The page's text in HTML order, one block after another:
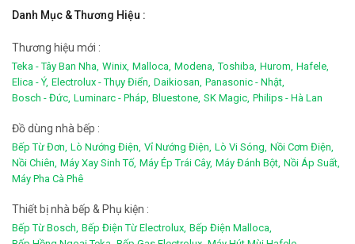
Danh Mục & Thương Hiệu :
Thương hiệu mới :
Teka - Tây Ban Nha, Winix, Malloca, Modena, Toshiba, Hurom, Hafele,
Elica - Ý, Electrolux - Thụy Điển, Daikiosan, Panasonic - Nhật,
Bosch - Đức, Luminarc - Pháp, Bluestone, SK Magic, Philips - Hà Lan
Đồ dùng nhà bếp :
Bếp Từ Đơn, Lò Nướng Điện, Vỉ Nướng Điện, Lò Vi Sóng, Nồi Cơm Điện,
Nồi Chiên, Máy Xay Sinh Tố, Máy Ép Trái Cây, Máy Đánh Bột, Nồi Áp Suất,
Máy Pha Cà Phê
Thiết bị nhà bếp & Phụ kiện :
Bếp Từ Bosch, Bếp Điện Từ Electrolux, Bếp Điện Malloca,